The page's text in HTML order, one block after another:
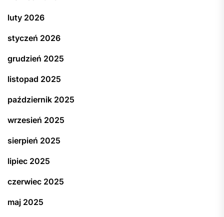
luty 2026
styczeń 2026
grudzień 2025
listopad 2025
październik 2025
wrzesień 2025
sierpień 2025
lipiec 2025
czerwiec 2025
maj 2025